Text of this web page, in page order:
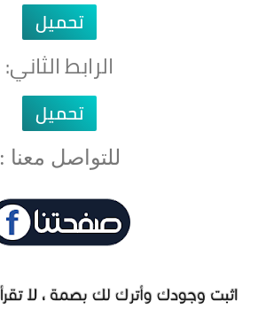
تحميل
الرابط الثاني:
تحميل
للتواصل معنا :